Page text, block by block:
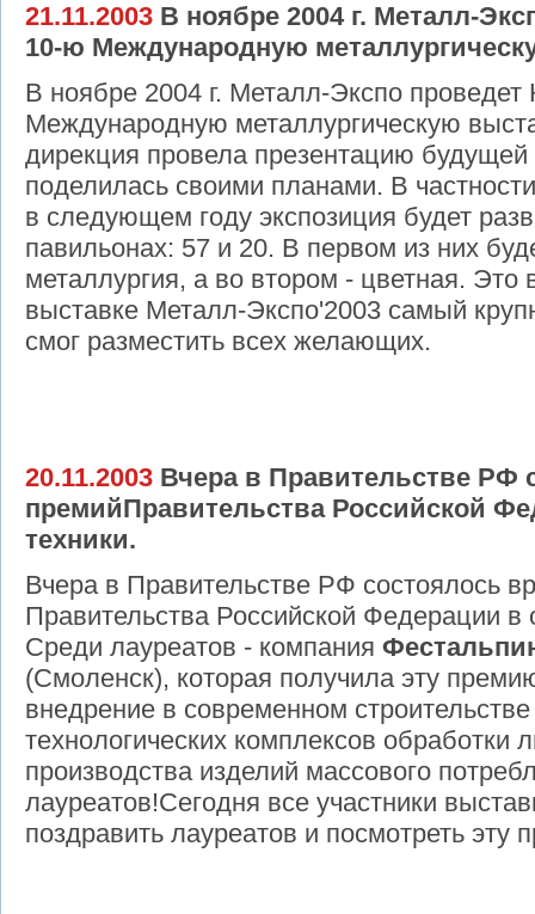
21.11.2003 В ноябре 2004 г. Металл-
10-ю Международную
В ноябре 2004 г. Металл-Экспо
Международную металлургическую
дирекция провела презентацию будущей
поделилась своими планами. В
в следующем году экспозиция будет
павильонах: 57 и 20. В первом из них
металлургия, а во втором - цветная. Это
выставке Металл-Экспо'2003 самый
смог разместить всех желающих.
20.11.2003 Вчера в Правительстве РФ
премийПравительства Российской
техники.
Вчера в Правительстве РФ состоялось
Правительства Российской Федерации в
Среди лауреатов - компания
(Смоленск), которая получила эту
внедрение в современном
технологических комплексов обработки
производства изделий массового
лауреатов!Сегодня все участники
поздравить лауреатов и посмотреть